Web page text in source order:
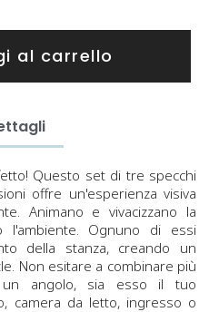
al carrello
Questo set di tre specchi
offre un'esperienza visiva
Animano e vivacizzano la
l'ambiente. Ognuno di essi
della stanza, creando un
Non esitare a combinare più
un angolo, sia esso il tuo
camera da letto, ingresso o